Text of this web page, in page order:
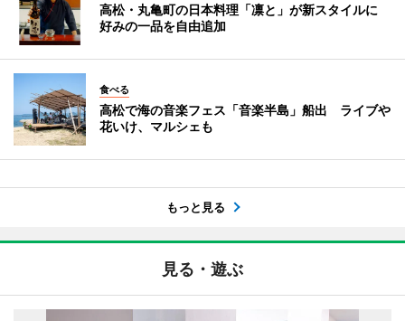
高松・丸亀町の日本料理「凛と」が新スタイルに
好みの一品を自由追加
食べる
高松で海の音楽フェス「音楽半島」船出 ライブや
花いけ、マルシェも
もっと見る
見る・遊ぶ